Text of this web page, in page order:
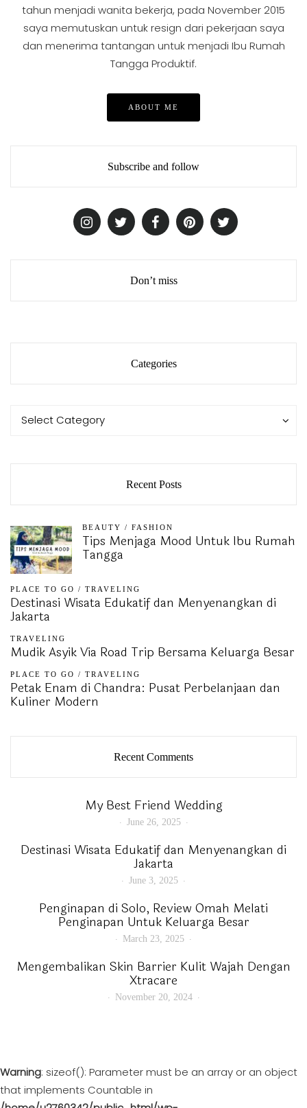
tahun menjadi wanita bekerja, pada November 2015
saya memutuskan untuk resign dari pekerjaan saya
dan menerima tantangan untuk menjadi Ibu Rumah
Tangga Produktif.
ABOUT ME
Subscribe and follow
Don’t miss
Categories
Categories
Select Category
Categories
Recent Posts
BEAUTY / FASHION
Tips Menjaga Mood Untuk Ibu Rumah
Tangga
PLACE TO GO / TRAVELING
Destinasi Wisata Edukatif dan Menyenangkan di
Jakarta
TRAVELING
Mudik Asyik Via Road Trip Bersama Keluarga Besar
PLACE TO GO / TRAVELING
Petak Enam di Chandra: Pusat Perbelanjaan dan
Kuliner Modern
Recent Comments
My Best Friend Wedding
June 26, 2025
Destinasi Wisata Edukatif dan Menyenangkan di
Jakarta
June 3, 2025
Penginapan di Solo, Review Omah Melati
Penginapan Untuk Keluarga Besar
March 23, 2025
Mengembalikan Skin Barrier Kulit Wajah Dengan
Xtracare
November 20, 2024
Warning: sizeof(): Parameter must be an array or an object
that implements Countable in